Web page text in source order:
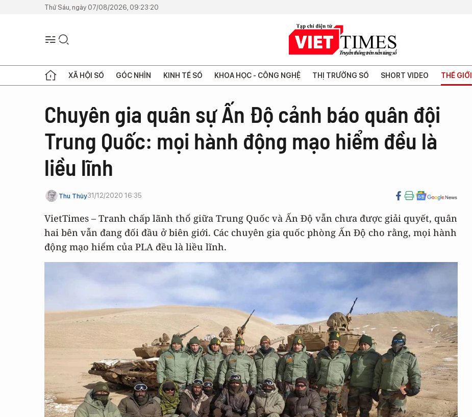
Thứ Sáu, ngày 07/08/2026, 09:23:20
XÃ HỘI SỐ GÓC NHÌN KINH TẾ SỐ KHOA HỌC - CÔNG NGHỆ THỊ TRƯỜNG SỐ SHORT VIDEO THẾ GIỚI
Chuyên gia quân sự Ấn Độ cảnh báo quân đội
Trung Quốc: mọi hành động mạo hiểm đều là
liều lĩnh
Thu Thủy31/12/2020 16:35
VietTimes – Tranh chấp lãnh thổ giữa Trung Quốc và Ấn Độ vẫn chưa được giải quyết, quân
hai bên vẫn đang đối đầu ở biên giới. Các chuyên gia quốc phòng Ấn Độ cho rằng, mọi hành
động mạo hiểm của PLA đều là liều lĩnh.